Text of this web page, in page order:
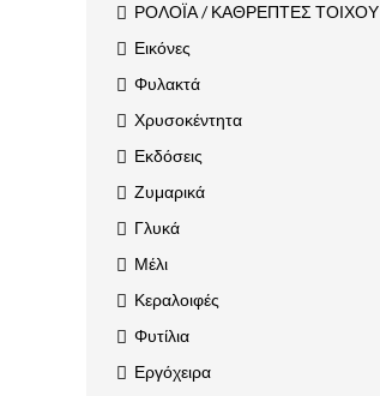
ΡΟΛΟΪΑ / ΚΑΘΡΕΠΤΕΣ ΤΟΙΧΟΥ
Εικόνες
Φυλακτά
Χρυσοκέντητα
Εκδόσεις
Ζυμαρικά
Γλυκά
Μέλι
Κεραλοιφές
Φυτίλια
Εργόχειρα